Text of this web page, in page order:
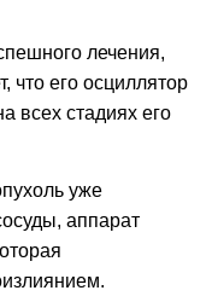
лечения,
что его осциллятор
всех стадиях его
уже
аппарат